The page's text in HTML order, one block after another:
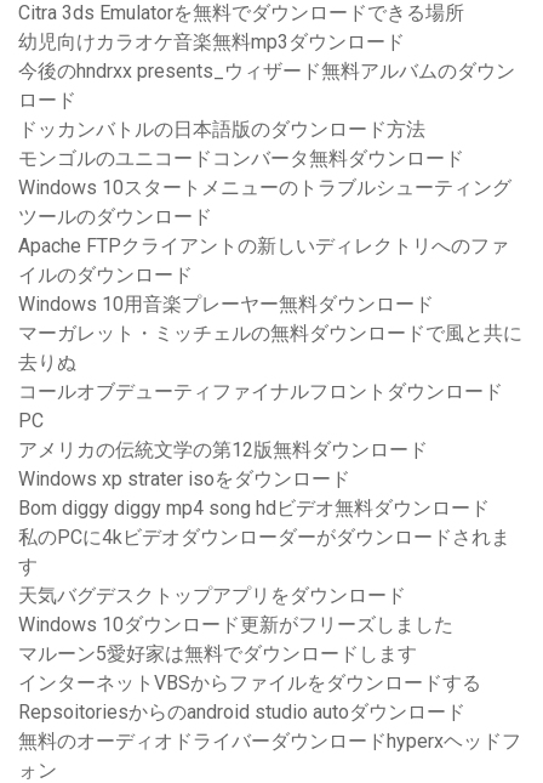
Citra 3ds Emulatorを無料でダウンロードできる場所
幼児向けカラオケ音楽無料mp3ダウンロード
今後のhndrxx presents_ウィザード無料アルバムのダウン
ロード
ドッカンバトルの日本語版のダウンロード方法
モンゴルのユニコードコンバータ無料ダウンロード
Windows 10スタートメニューのトラブルシューティング
ツールのダウンロード
Apache FTPクライアントの新しいディレクトリへのファ
イルのダウンロード
Windows 10用音楽プレーヤー無料ダウンロード
マーガレット・ミッチェルの無料ダウンロードで風と共に
去りぬ
コールオブデューティファイナルフロントダウンロード
PC
アメリカの伝統文学の第12版無料ダウンロード
Windows xp strater isoをダウンロード
Bom diggy diggy mp4 song hdビデオ無料ダウンロード
私のPCに4kビデオダウンローダーがダウンロードされま
す
天気バグデスクトップアプリをダウンロード
Windows 10ダウンロード更新がフリーズしました
マルーン5愛好家は無料でダウンロードします
インターネットVBSからファイルをダウンロードする
Repsoitoriesからのandroid studio autoダウンロード
無料のオーディオドライバーダウンロードhyperxヘッドフ
ォン